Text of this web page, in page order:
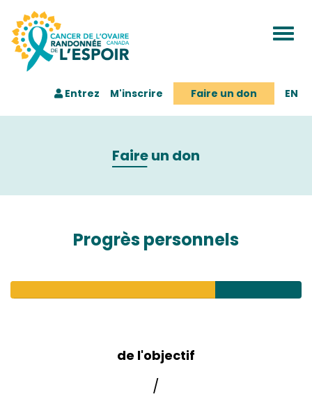
Entrez M'inscrire Faire un don EN
Faire un don
Progrès personnels
de l'objectif
/